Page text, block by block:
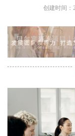
购买个人报告
创建时间：